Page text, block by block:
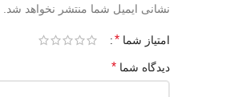
نشانی ایمیل شما منتشر نخواهد شد.
امتیاز شما *
دیدگاه شما *